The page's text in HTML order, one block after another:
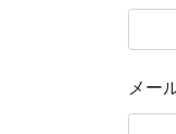
メー